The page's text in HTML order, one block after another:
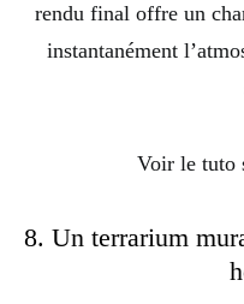
rendu final offre un
instantanément
Voir le tuto
8. Un terrarium